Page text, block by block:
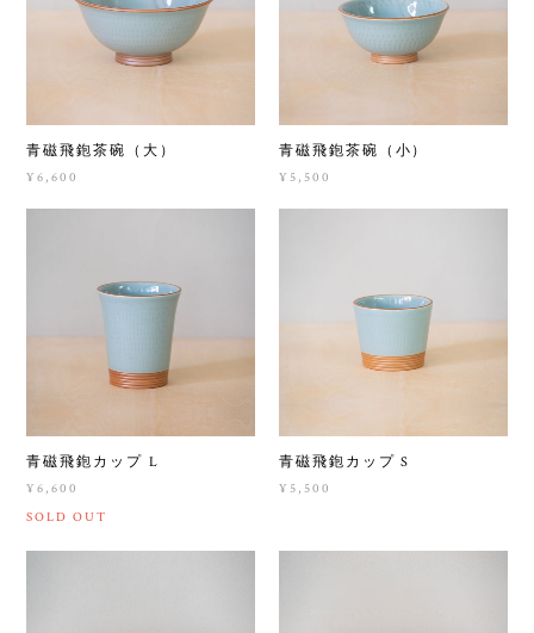
青磁飛鉋茶碗（大）
¥6,600
青磁飛鉋茶碗（小）
¥5,500
青磁飛鉋カップ L
¥6,600
SOLD OUT
青磁飛鉋カップ S
¥5,500